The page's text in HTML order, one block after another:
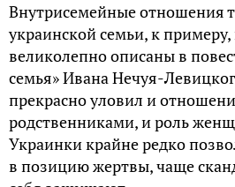
Внутрисемейные отношения
украинской семьи, к
великолепно описаны в
семья» Ивана Нечуя-
прекрасно уловил и
родственниками, и роль
Украинки крайне редко
в позицию жертвы, чаще